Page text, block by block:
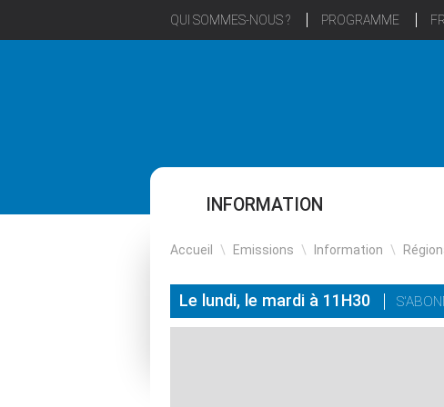
QUI SOMMES-NOUS ? PROGRAMME
INFORMATION
Accueil \ Emissions \ Information \
Le lundi, le mardi à 11H30